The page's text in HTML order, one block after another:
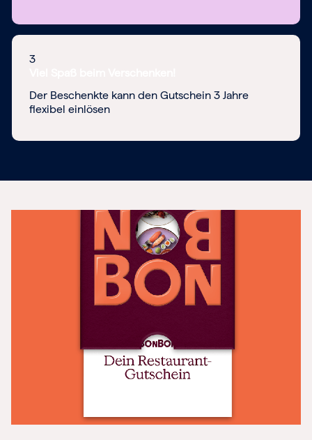
3
Der Beschenkte kann den Gutschein 3 Jahre
flexibel einlösen